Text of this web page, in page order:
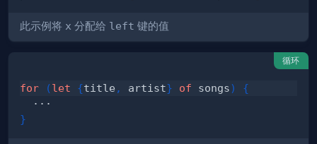
此示例将 x 分配给 left 键的值
循环
for (let {title , artist} of songs)
{
}